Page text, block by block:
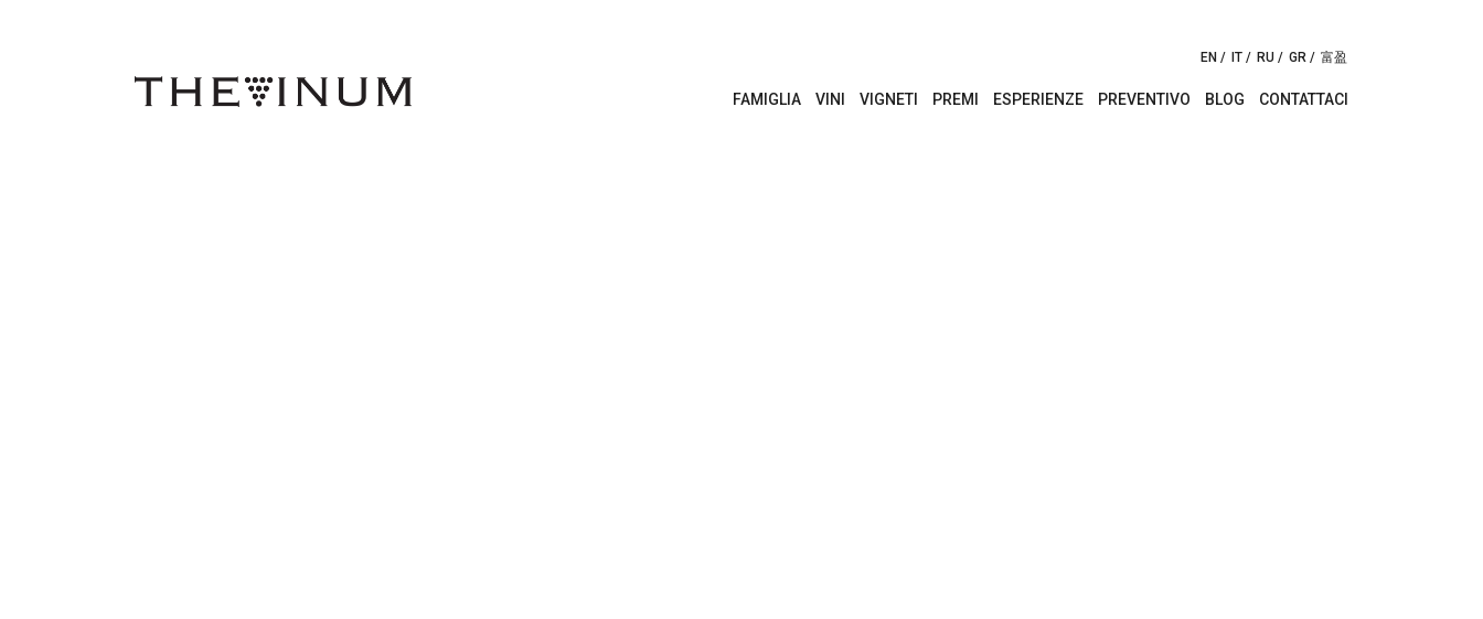
EN IT RU GR 富盈
FAMIGLIA VINI VIGNETI PREMI ESPERIENZE PREVENTIVO BLOG CONTATTACI